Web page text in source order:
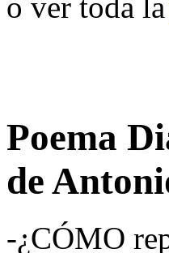
Poema
de
-¿CÓMO